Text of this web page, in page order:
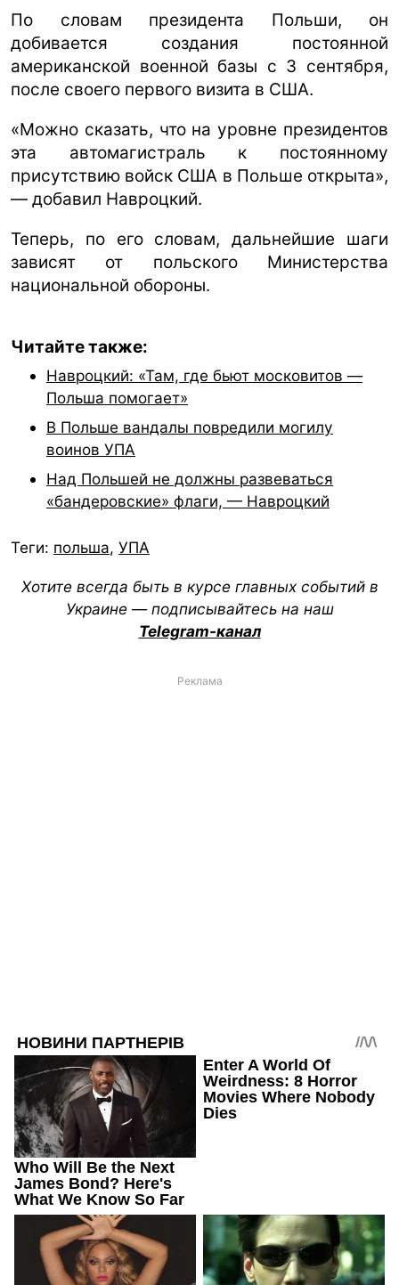
По словам президента Польши, он
добивается создания постоянной
американской военной базы с 3 сентября,
после своего первого визита в США.
«Можно сказать, что на уровне президентов
эта автомагистраль к постоянному
присутствию войск США в Польше открыта»,
— добавил Навроцкий.
Теперь, по его словам, дальнейшие шаги
зависят от польского Министерства
национальной обороны.
Читайте также:
Навроцкий: «Там, где бьют московитов —
Польша помогает»
В Польше вандалы повредили могилу
воинов УПА
Над Польшей не должны развеваться
«бандеровские» флаги, — Навроцкий
Теги: польша, УПА
Хотите всегда быть в курсе главных событий в
Украине — подписывайтесь на наш
Telegram-канал
Реклама